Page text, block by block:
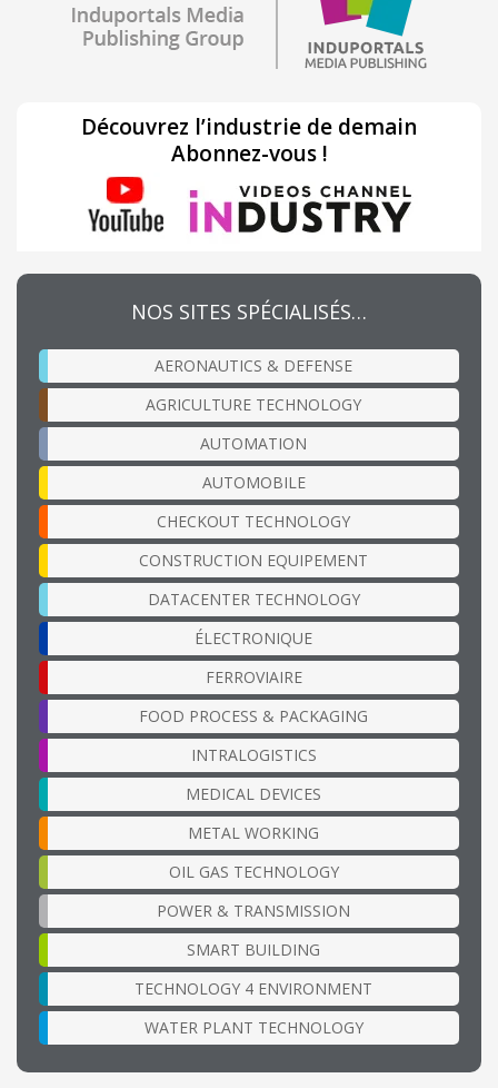
Découvrez l’industrie de demain
Abonnez-vous !
NOS SITES SPÉCIALISÉS…
AERONAUTICS & DEFENSE
AGRICULTURE TECHNOLOGY
AUTOMATION
AUTOMOBILE
CHECKOUT TECHNOLOGY
CONSTRUCTION EQUIPEMENT
DATACENTER TECHNOLOGY
ÉLECTRONIQUE
FERROVIAIRE
FOOD PROCESS & PACKAGING
INTRALOGISTICS
MEDICAL DEVICES
METAL WORKING
OIL GAS TECHNOLOGY
POWER & TRANSMISSION
SMART BUILDING
TECHNOLOGY 4 ENVIRONMENT
WATER PLANT TECHNOLOGY